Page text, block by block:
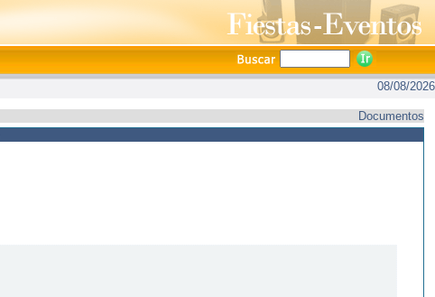
08/08/2026
Documentos